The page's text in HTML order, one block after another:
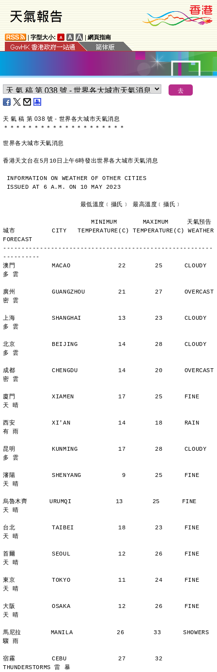
字型大小: 網頁指南
天 氣 稿 第 038 號 - 世界各大城市天氣消息
＊ ＊ ＊ ＊ ＊ ＊ ＊ ＊ ＊ ＊ ＊ ＊ ＊ ＊ ＊ ＊ ＊ ＊ ＊ ＊
世界各大城市天氣消息
香港天文台在5月10日上午6時發出世界各大城市天氣消息
INFORMATION ON WEATHER OF OTHER CITIES
ISSUED AT 6 A.M. ON 10 MAY 2023
                     最低溫度﹝攝氏﹞ 最高溫度﹝攝氏﹞
                        MINIMUM       MAXIMUM     天氣預告
城市          CITY   TEMPERATURE(C) TEMPERATURE(C) WEATHER
FORECAST
---------------------------------------------------------
----------
澳門          MACAO             22        25      CLOUDY
多 雲
廣州          GUANGZHOU         21        27      OVERCAST
密 雲
上海          SHANGHAI          13        23      CLOUDY
多 雲
北京          BEIJING           14        28      CLOUDY
多 雲
成都          CHENGDU           14        20      OVERCAST
密 雲
廈門          XIAMEN            17        25      FINE
天 晴
西安          XI'AN             14        18      RAIN
有 雨
昆明          KUNMING           17        28      CLOUDY
多 雲
瀋陽          SHENYANG           9        25      FINE
天 晴
烏魯木齊      URUMQI            13        25      FINE
天 晴
台北          TAIBEI            18        23      FINE
天 晴
首爾          SEOUL             12        26      FINE
天 晴
東京          TOKYO             11        24      FINE
天 晴
大阪          OSAKA             12        26      FINE
天 晴
馬尼拉        MANILA            26        33      SHOWERS
驟 雨
宿霧          CEBU              27        32
THUNDERSTORMS 雷 暴